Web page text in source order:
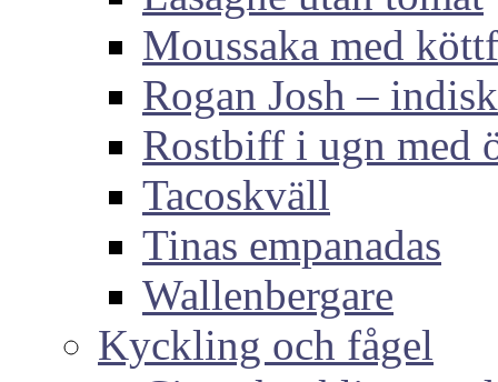
Moussaka med
Rogan Josh –
Rostbiff i ugn med
Tacoskväll
Tinas empanadas
Wallenbergare
Kyckling och fågel